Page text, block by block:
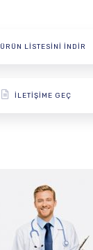
ÜRÜN LİSTESİNİ İNDİR
İLETİŞİME GEÇ